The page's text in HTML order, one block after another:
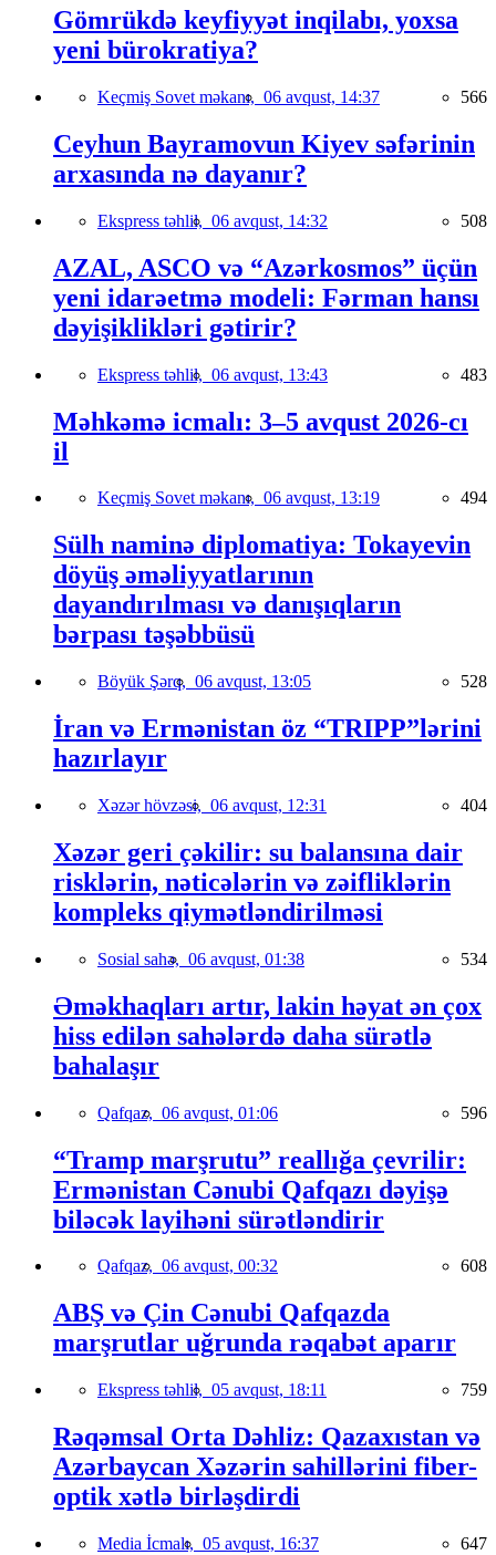
Gömrükdə keyfiyyət inqilabı, yoxsa
yeni bürokratiya?
Keçmiş Sovet məkanı, 06 avqust, 14:37 566
Ceyhun Bayramovun Kiyev səfərinin
arxasında nə dayanır?
Ekspress təhlil, 06 avqust, 14:32 508
AZAL, ASCO və “Azərkosmos” üçün
yeni idarəetmə modeli: Fərman hansı
dəyişiklikləri gətirir?
Ekspress təhlil, 06 avqust, 13:43 483
Məhkəmə icmalı: 3–5 avqust 2026-cı
il
Keçmiş Sovet məkanı, 06 avqust, 13:19 494
Sülh naminə diplomatiya: Tokayevin
döyüş əməliyyatlarının
dayandırılması və danışıqların
bərpası təşəbbüsü
Böyük Şərq, 06 avqust, 13:05 528
İran və Ermənistan öz “TRIPP”lərini
hazırlayır
Xəzər hövzəsi, 06 avqust, 12:31 404
Xəzər geri çəkilir: su balansına dair
risklərin, nəticələrin və zəifliklərin
kompleks qiymətləndirilməsi
Sosial sahə, 06 avqust, 01:38 534
Əməkhaqları artır, lakin həyat ən çox
hiss edilən sahələrdə daha sürətlə
bahalaşır
Qafqaz, 06 avqust, 01:06 596
“Tramp marşrutu” reallığa çevrilir:
Ermənistan Cənubi Qafqazı dəyişə
biləcək layihəni sürətləndirir
Qafqaz, 06 avqust, 00:32 608
ABŞ və Çin Cənubi Qafqazda
marşrutlar uğrunda rəqabət aparır
Ekspress təhlil, 05 avqust, 18:11 759
Rəqəmsal Orta Dəhliz: Qazaxıstan və
Azərbaycan Xəzərin sahillərini fiber-
optik xətlə birləşdirdi
Media İcmalı, 05 avqust, 16:37 647